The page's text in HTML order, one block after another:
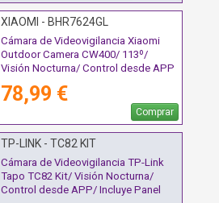
XIAOMI - BHR7624GL
Cámara de Videovigilancia Xiaomi
Outdoor Camera CW400/ 113º/
Visión Nocturna/ Control desde APP
78,99 €
Comprar
TP-LINK - TC82 KIT
Cámara de Videovigilancia TP-Link
Tapo TC82 Kit/ Visión Nocturna/
Control desde APP/ Incluye Panel